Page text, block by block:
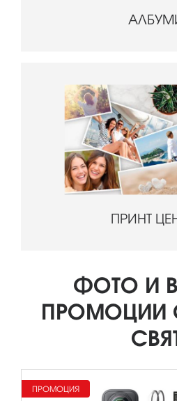
ПРИНТ
ФОТО И
ПРОМОЦИИ
ПРОМОЦИЯ